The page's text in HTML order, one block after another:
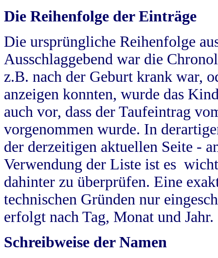
Die Reihenfolge der Einträge
Die ursprüngliche Reihenfolge
Ausschlaggebend war die
z.B. nach der Geburt krank war,
anzeigen konnten, wurde das
auch vor, dass der Taufeintrag
vorgenommen wurde. In
der derzeitigen aktuellen Seite -
Verwendung der Liste ist es
dahinter zu überprüfen. Eine
technischen Gründen nur
erfolgt nach Tag, Monat und Jahr.
Schreibweise der Namen